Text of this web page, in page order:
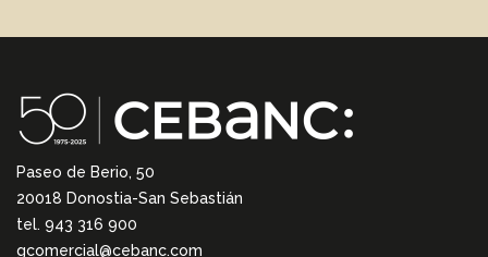
Paseo de Berio, 50
20018 Donostia-San Sebastián
tel. 943 316 900
gcomercial@cebanc.com